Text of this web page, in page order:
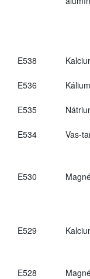
E538
E536
E535
E534
Vas-
E530
E529
E528